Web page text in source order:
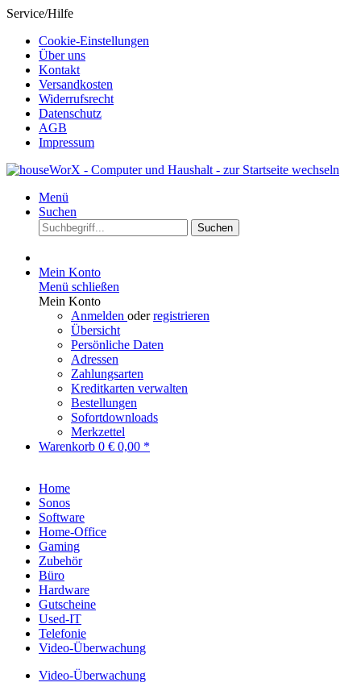
Service/Hilfe
Cookie-Einstellungen
Über uns
Kontakt
Versandkosten
Widerrufsrecht
Datenschutz
AGB
Impressum
Menü
Suchen
Suchen
Mein Konto
Menü schließen
Mein Konto
Anmelden oderregistrieren
Übersicht
Persönliche Daten
Adressen
Zahlungsarten
Kreditkarten verwalten
Bestellungen
Sofortdownloads
Merkzettel
Warenkorb 0 € 0,00 *
Home
Sonos
Software
Home-Office
Gaming
Zubehör
Büro
Hardware
Gutscheine
Used-IT
Telefonie
Video-Überwachung
Video-Überwachung